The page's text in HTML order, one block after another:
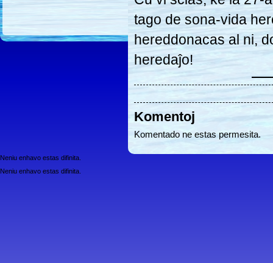
tago de sona-vida
hereddonacas al ni,
heredaĵo!
Komentoj
Komentado ne estas permesita.
Neniu enhavo estas difinita.
Neniu enhavo estas difinita.